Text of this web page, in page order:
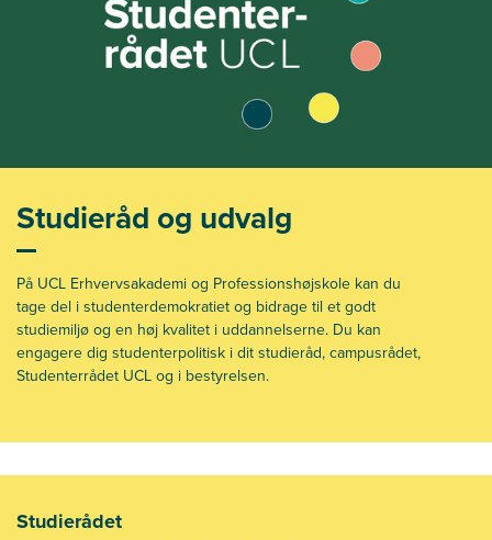
Studieråd og udvalg
På UCL Erhvervsakademi og Professionshøjskole kan du
tage del i studenterdemokratiet og bidrage til et godt
studiemiljø og en høj kvalitet i uddannelserne. Du kan
engagere dig studenterpolitisk i dit studieråd, campusrådet,
Studenterrådet UCL og i bestyrelsen.
Studierådet